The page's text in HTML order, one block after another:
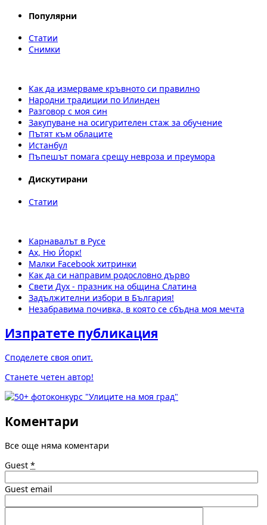
Популярни
Статии
Снимки
Как да измерваме кръвното си правилно
Народни традиции по Илинден
Разговор с моя син
Закупуване на осигурителен стаж за обучение
Пътят към облаците
Истанбул
Пъпешът помага срещу невроза и преумора
Дискутирани
Статии
Карнавалът в Русе
Ах, Ню Йорк!
Малки Facebook хитринки
Как да си направим родословно дърво
Свети Дух - празник на община Слатина
Задължителни избори в България!
Незабравима почивка, в която се сбъдна моя мечта
Изпратете публикация
Споделете своя опит.
Станете четен автор!
Коментари
Все още няма коментари
Guest *
Guest email